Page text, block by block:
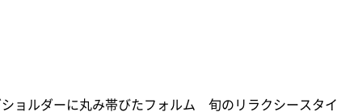
ョルダーに丸み帯びたフォルム 旬のリラクシースタイ